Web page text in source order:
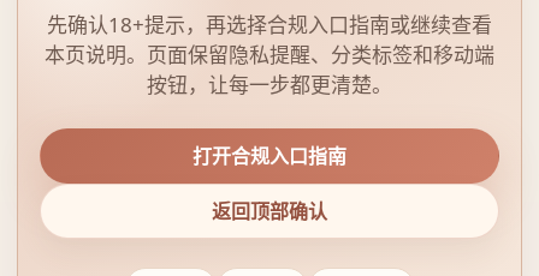
先确认18+提示，再选择合规入口指南或继续查看
本页说明。页面保留隐私提醒、分类标签和移动端
按钮，让每一步都更清楚。
打开合规入口指南
返回顶部确认